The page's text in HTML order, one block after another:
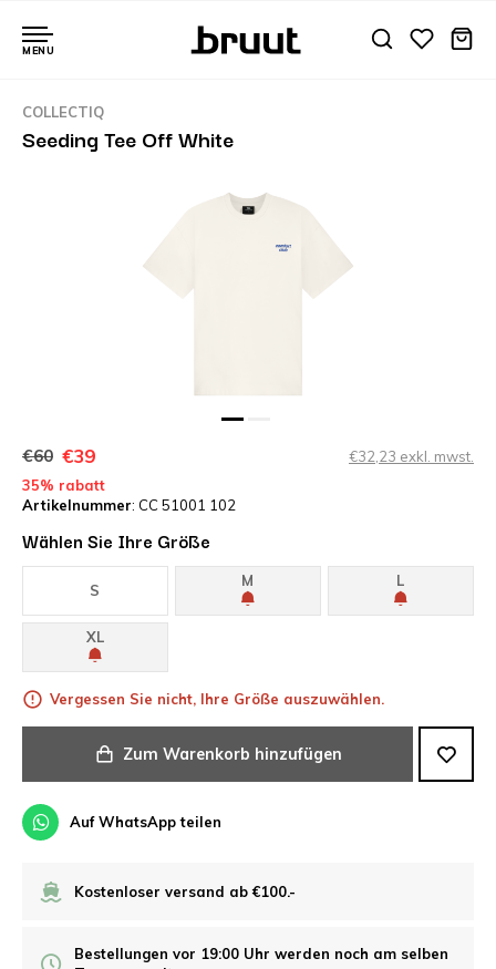
MENU
COLLECTIQ
Seeding Tee Off White
€60 €39
€32,23 exkl. mwst.
35% rabatt
Artikelnummer: CC 51001 102
Wählen Sie Ihre Größe
S
M L
XL
Vergessen Sie nicht, Ihre Größe auszuwählen.
Zum Warenkorb hinzufügen
Auf WhatsApp teilen
Kostenloser versand ab €100.-
Bestellungen vor 19:00 Uhr werden noch am selben